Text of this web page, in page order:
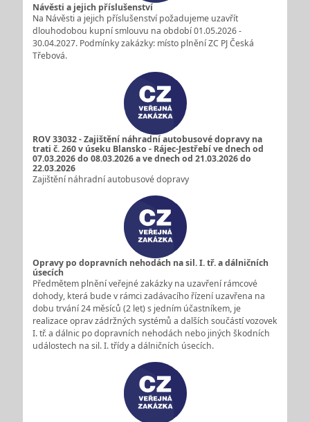
Návěsti a jejich příslušenství
Na Návěsti a jejich příslušenství požadujeme uzavřít
dlouhodobou kupní smlouvu na období 01.05.2026 -
30.04.2027. Podmínky zakázky: místo plnění ZC PJ Česká
Třebová.
ROV 33032 - Zajištění náhradní autobusové dopravy na
trati č. 260 v úseku Blansko - Rájec-Jestřebí ve dnech od
07.03.2026 do 08.03.2026 a ve dnech od 21.03.2026 do
22.03.2026
Zajištění náhradní autobusové dopravy
Opravy po dopravních nehodách na sil. I. tř. a dálničních
úsecích
Předmětem plnění veřejné zakázky na uzavření rámcové
dohody, která bude v rámci zadávacího řízení uzavřena na
dobu trvání 24 měsíců (2 let) s jedním účastníkem, je
realizace oprav zádržných systémů a dalších součástí vozovek
I. tř. a dálnic po dopravních nehodách nebo jiných škodních
událostech na sil. I. třídy a dálničních úsecích.